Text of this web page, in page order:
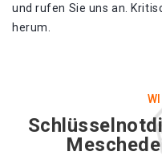
und rufen Sie uns an.
herum.